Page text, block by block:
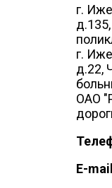
г.
г.
д.22,
ОАО
E-